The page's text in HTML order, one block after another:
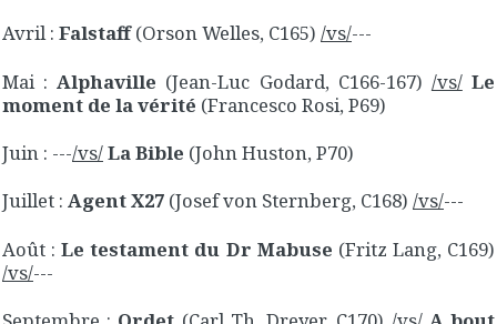
Avril : Falstaff(Orson Welles, C165) /vs/---
Mai :Alphaville (Jean-Luc Godard, C166-167) /vs/ Le
moment de la vérité (Francesco Rosi, P69)
Juin : ---/vs/La Bible (John Huston, P70)
Juillet : Agent X27 (Josef von Sternberg, C168) /vs/---
Août :Le testament du Dr Mabuse (Fritz Lang, C169)
/vs/---